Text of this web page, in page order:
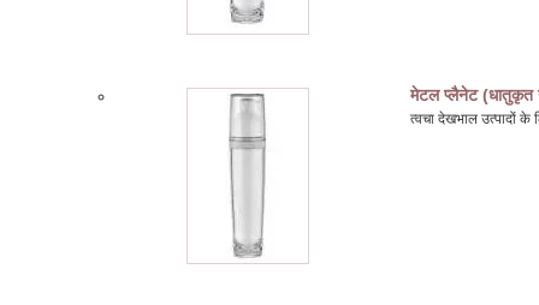
मेटल प्लैनेट (धातुकृत
त्वचा देखभाल उत्पादों के